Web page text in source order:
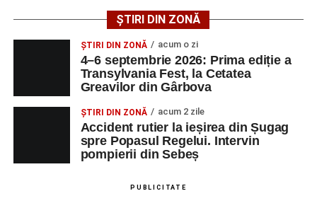
strada Dorobanți din Sebeș
Accident pe strada Dorobanți din Sebeș: fermeie
de 66 de ani rănită grav, după ce a fost lovită de o
motocicletă
4–6 septembrie 2026: Prima ediție a Transylvania
Fest, la Cetatea Greavilor din Gârbova
ȘTIRI DIN ZONĂ
ȘTIRI DIN ZONĂ acum o zi
4–6 septembrie 2026: Prima ediție a
Transylvania Fest, la Cetatea
Greavilor din Gârbova
ȘTIRI DIN ZONĂ acum 2 zile
Accident rutier la ieșirea din Șugag
spre Popasul Regelui. Intervin
pompierii din Sebeș
PUBLICITATE